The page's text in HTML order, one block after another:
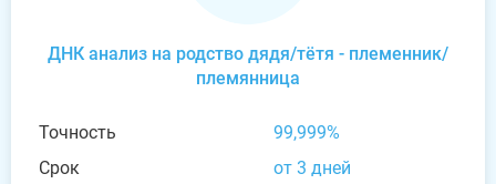
ДНК анализ на родство дядя/тётя - племенник/
племянница
Точность
99,999%
Срок
от 3 дней